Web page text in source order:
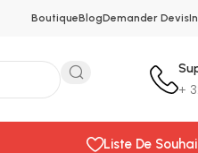
BoutiqueBlogDemander Devis
+
Liste De